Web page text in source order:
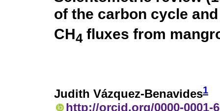
of the carbon cycle and
CH4 fluxes from
Judith Vázquez-Benavides1
http://orcid.org/0000-0001-